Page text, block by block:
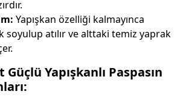
Yapışkan özelliği kalmayınca
soyulup atılır ve alttaki temiz yaprak
Yapışkanlı Paspasın